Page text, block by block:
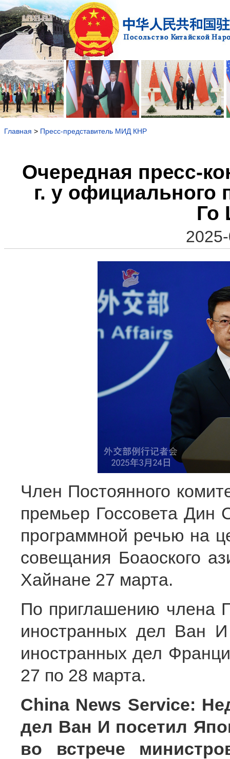
Главная > Пресс-представитель МИД КНР
Очередная пресс-
г. у
Го
Член Постоянного
премьер Госсовета Дин
программной речью на
совещания Боаоского
Хайнане 27 марта.
По приглашению члена
иностранных дел Ван
иностранных дел
27 по 28 марта.
China News Service:
дел Ван И посетил
во встрече